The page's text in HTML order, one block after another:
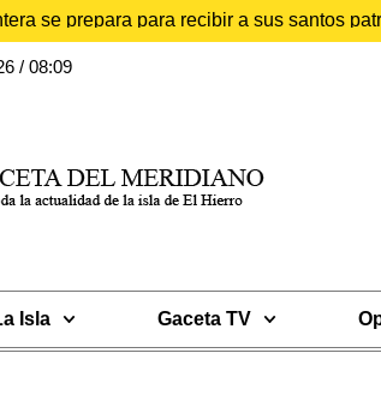
se prepara para recibir a sus santos
/ 08:09
Isla Gaceta TV